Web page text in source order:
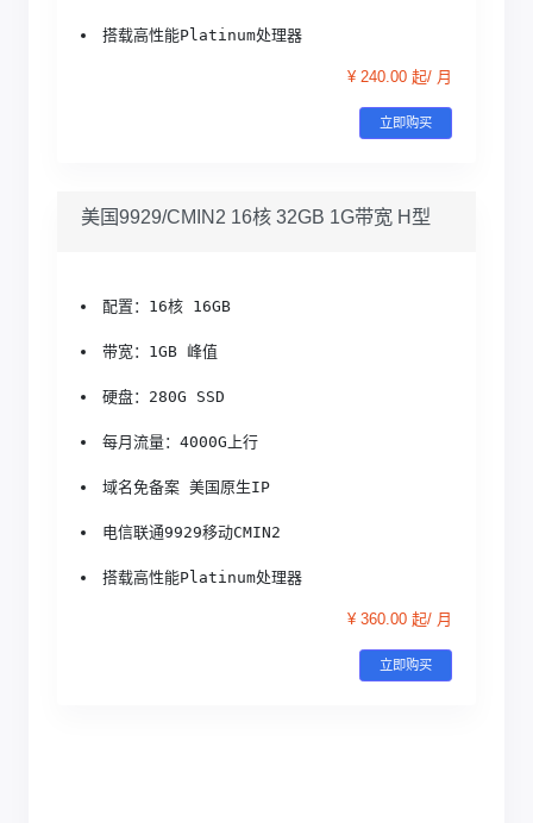
搭载高性能Platinum处理器
¥ 240.00 起/ 月
立即购买
美国9929/CMIN2 16核 32GB 1G带宽 H型
配置：16核 16GB
带宽：1GB 峰值
硬盘：280G SSD
每月流量：4000G上行
域名免备案 美国原生IP
电信联通9929移动CMIN2
搭载高性能Platinum处理器
¥ 360.00 起/ 月
立即购买